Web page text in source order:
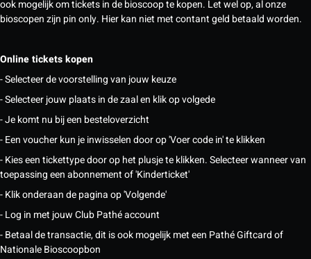
ook mogelijk om tickets in de bioscoop te kopen. Let wel op, al onze
bioscopen zijn pin only. Hier kan niet met contant geld betaald worden.
Online tickets kopen
- Selecteer de voorstelling van jouw keuze
- Selecteer jouw plaats in de zaal en klik op volgede
- Je komt nu bij een besteloverzicht
- Een voucher kun je inwisselen door op 'Voer code in' te klikken
- Kies een tickettype door op het plusje te klikken. Selecteer wanneer van
toepassing een abonnement of 'Kinderticket'
- Klik onderaan de pagina op 'Volgende'
- Log in met jouw Club Pathé account
- Betaal de transactie, dit is ook mogelijk met een Pathé Giftcard of
Nationale Bioscoopbon